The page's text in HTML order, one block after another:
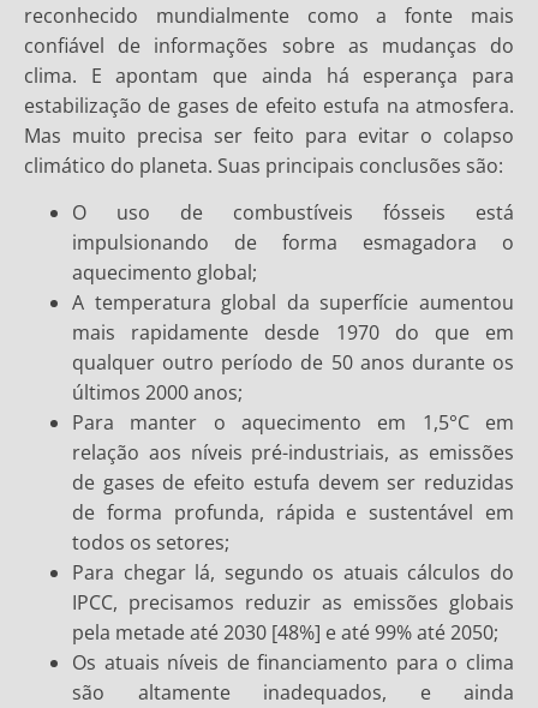
reconhecido mundialmente como a fonte mais
confiável de informações sobre as mudanças do
clima. E apontam que ainda há esperança para
estabilização de gases de efeito estufa na atmosfera.
Mas muito precisa ser feito para evitar o colapso
climático do planeta. Suas principais conclusões são:
O uso de combustíveis fósseis está
impulsionando de forma esmagadora o
aquecimento global;
A temperatura global da superfície aumentou
mais rapidamente desde 1970 do que em
qualquer outro período de 50 anos durante os
últimos 2000 anos;
Para manter o aquecimento em 1,5°C em
relação aos níveis pré-industriais, as emissões
de gases de efeito estufa devem ser reduzidas
de forma profunda, rápida e sustentável em
todos os setores;
Para chegar lá, segundo os atuais cálculos do
IPCC, precisamos reduzir as emissões globais
pela metade até 2030 [48%] e até 99% até 2050;
Os atuais níveis de financiamento para o clima
são altamente inadequados, e ainda